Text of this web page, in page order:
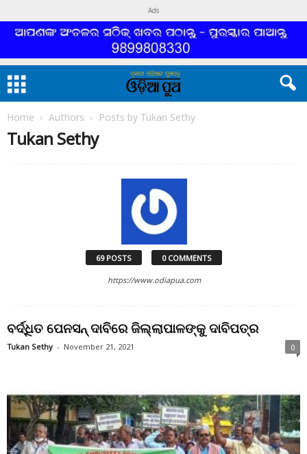
Ads
Home Authors Posts by Tukan Sethy
Tukan Sethy
69 POSTS 0 COMMENTS
https://www.odiapua.com
ବର୍ଦ୍ଧିତ ପେନସନ୍ ଦାବିରେ ଜିଲ୍ଲାପାଳଙ୍କୁ ଦାବିପତ୍ର
Tukan Sethy - November 21, 2021 0